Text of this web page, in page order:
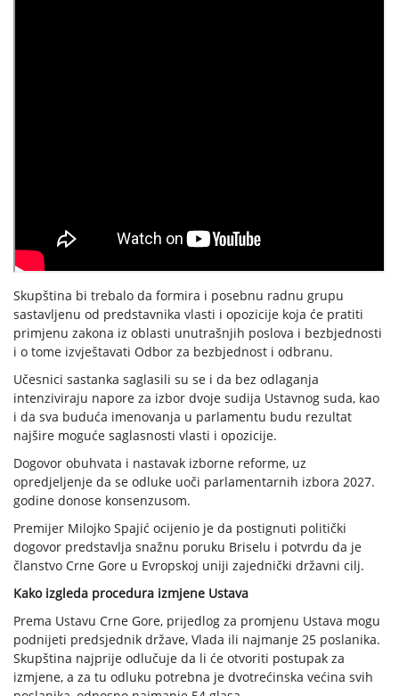
Skupština bi trebalo da formira i posebnu radnu grupu
sastavljenu od predstavnika vlasti i opozicije koja će pratiti
primjenu zakona iz oblasti unutrašnjih poslova i bezbjednosti
i o tome izvještavati Odbor za bezbjednost i odbranu.
Učesnici sastanka saglasili su se i da bez odlaganja
intenziviraju napore za izbor dvoje sudija Ustavnog suda, kao
i da sva buduća imenovanja u parlamentu budu rezultat
najšire moguće saglasnosti vlasti i opozicije.
Dogovor obuhvata i nastavak izborne reforme, uz
opredjeljenje da se odluke uoči parlamentarnih izbora 2027.
godine donose konsenzusom.
Premijer Milojko Spajić ocijenio je da postignuti politički
dogovor predstavlja snažnu poruku Briselu i potvrdu da je
članstvo Crne Gore u Evropskoj uniji zajednički državni cilj.
Kako izgleda procedura izmjene Ustava
Prema Ustavu Crne Gore, prijedlog za promjenu Ustava mogu
podnijeti predsjednik države, Vlada ili najmanje 25 poslanika.
Skupština najprije odlučuje da li će otvoriti postupak za
izmjene, a za tu odluku potrebna je dvotrećinska većina svih